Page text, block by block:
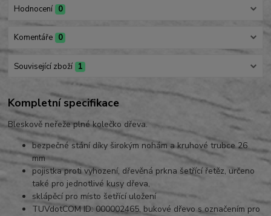
Hodnocení 0
Komentáře 0
Související zboží 1
Kompletní specifikace
Bleskově neřeže plné kolečko dřeva.
bezpečné stání díky širokým nohám a kruhové trubce 26
mm
pojistka proti vyhození, dřevěná prkna šetřící řetěz, určeno
také pro jednotlivé kusy dřeva,
sklápěcí pro místo šetřící uložení
TUVdotCOM ID: 000002465, bukové dřevo s označením pro